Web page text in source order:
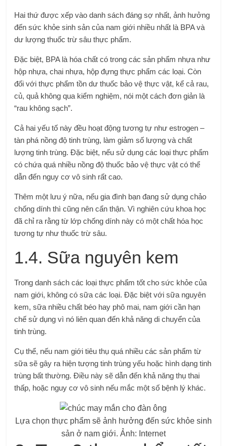
Hai thứ được xếp vào danh sách đáng sợ nhất, ảnh hưởng
đến sức khỏe sinh sản của nam giới nhiều nhất là BPA và
dư lượng thuốc trừ sâu thực phẩm.
Đặc biệt, BPA là hóa chất có trong các sản phẩm nhựa như
hộp nhựa, chai nhựa, hộp đựng thực phẩm các loại. Còn
đối với thực phẩm tồn dư thuốc bảo vệ thực vật, kể cả rau,
củ, quả không qua kiểm nghiệm, nói một cách đơn giản là
“rau không sạch”.
Cả hai yếu tố này đều hoạt động tương tự như estrogen –
tàn phá nồng độ tinh trùng, làm giảm số lượng và chất
lượng tinh trùng. Đặc biệt, nếu sử dụng các loại thực phẩm
có chứa quá nhiều nồng độ thuốc bảo vệ thực vật có thể
dẫn đến nguy cơ vô sinh rất cao.
Thêm một lưu ý nữa, nếu gia đình bạn đang sử dụng chảo
chống dính thì cũng nên cẩn thận. Vì nghiên cứu khoa học
đã chỉ ra rằng từ lớp chống dính này có một chất hóa học
tương tự như thuốc trừ sâu.
1.4. Sữa nguyên kem
Trong danh sách các loại thực phẩm tốt cho sức khỏe của
nam giới, không có sữa các loại. Đặc biệt với sữa nguyên
kem, sữa nhiều chất béo hay phô mai, nam giới cần hạn
chế sử dụng vì nó liên quan đến khả năng di chuyển của
tinh trùng.
Cụ thể, nếu nam giới tiêu thụ quá nhiều các sản phẩm từ
sữa sẽ gây ra hiện tượng tinh trùng yếu hoặc hình dạng tinh
trùng bất thường. Điều này sẽ dẫn đến khả năng thụ thai
thấp, hoặc nguy cơ vô sinh nếu mắc một số bệnh lý khác.
Lựa chọn thực phẩm sẽ ảnh hưởng đến sức khỏe sinh
sản ở nam giới. Ảnh: Internet